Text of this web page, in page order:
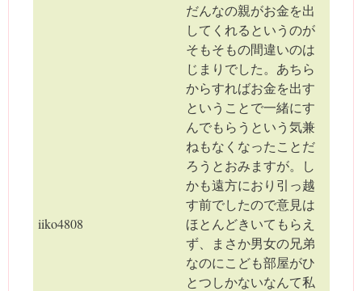
iiko4808
だんなの親がお金を出
してくれるというのが
そもそもの間違いのは
じまりでした。あちら
からすればお金を出す
ということで一緒にす
んでもらうという気兼
ねもなくなったことだ
ろうとおみますが。し
かも遠方におり引っ越
す前でしたので意見は
ほとんどきいてもらえ
ず、まさか男女の兄弟
なのにこども部屋がひ
とつしかないなんて私